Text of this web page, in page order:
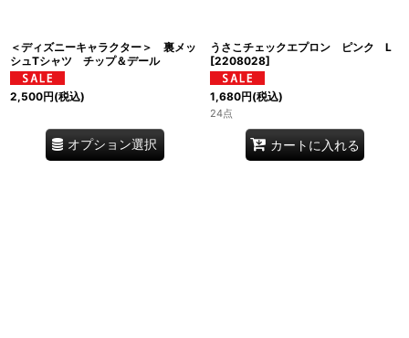
＜ディズニーキャラクター＞ 裏メッ
シュTシャツ チップ＆デール
2,500円(税込)
オプション選択
うさこチェックエプロン ピンク L
[2208028]
1,680円(税込)
24点
カートに入れる